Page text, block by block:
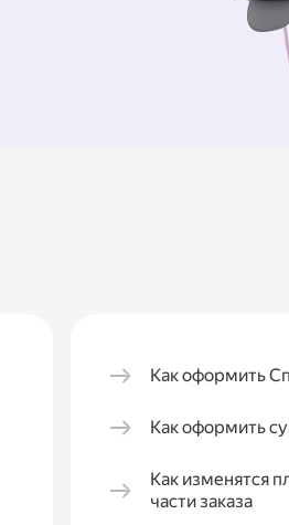
Как оформить
Как оформить
Как изменятся
части заказа